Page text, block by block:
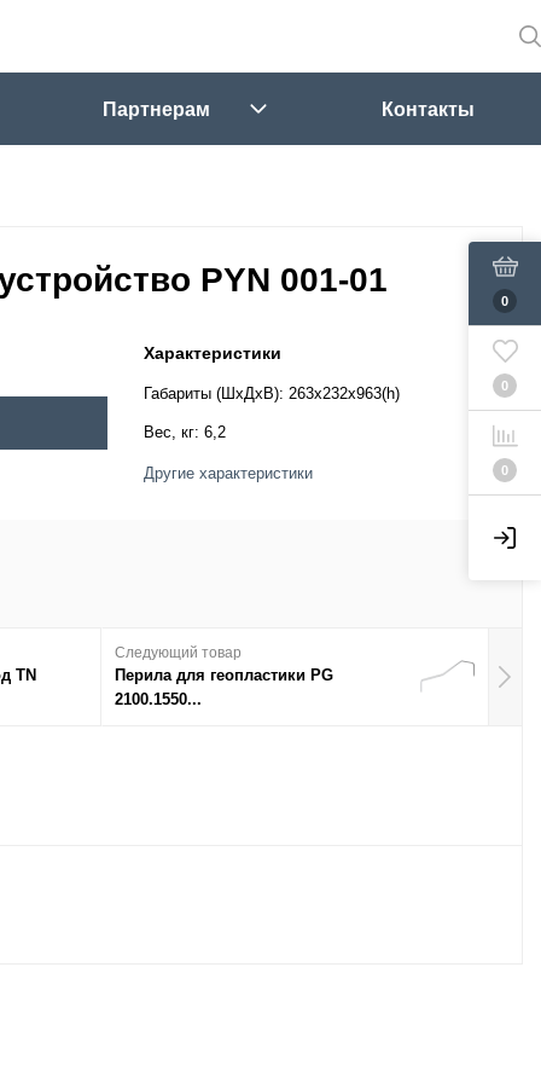
Партнерам Контакты
0
0
0
PYN 001-01
Характеристики
Габариты (ШхДхВ): 263х232х963(h)
Вес, кг: 6,2
Другие характеристики
TN
Следующий товар
Перила для геопластики PG
2100.1550...